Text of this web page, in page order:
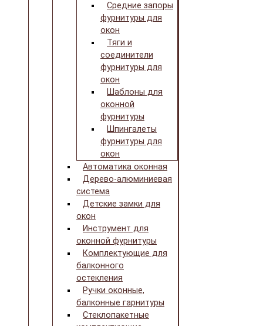
Средние запоры
фурнитуры для
окон
Тяги и
соединители
фурнитуры для
окон
Шаблоны для
оконной
фурнитуры
Шпингалеты
фурнитуры для
окон
Автоматика оконная
Дерево-алюминиевая
система
Детские замки для
окон
Инструмент для
оконной фурнитуры
Комплектующие для
балконного
остекления
Ручки оконные,
балконные гарнитуры
Стеклопакетные